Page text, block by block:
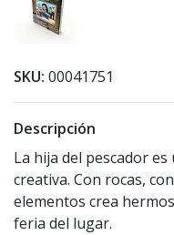
SKU: 00041751
Descripción
La hija del pescador
creativa. Con rocas,
elementos crea
feria del lugar.